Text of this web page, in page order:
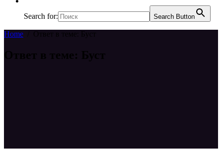
Search for: Search Button
Home Ответ в теме: Буст
Ответ в теме: Буст